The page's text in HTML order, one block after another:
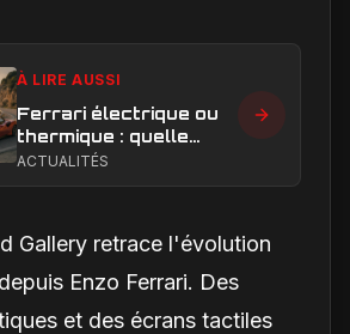
À LIRE AUSSI
Ferrari électrique ou
thermique : quelle
performance et quelle
ACTUALITÉS
Gallery retrace l'évolution
Enzo Ferrari. Des
et des écrans tactiles